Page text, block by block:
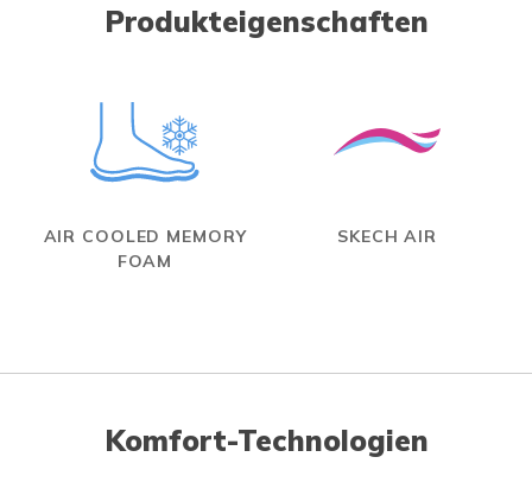
Produkteigenschaften
AIR COOLED MEMORY
FOAM
SKECH AIR
Komfort-Technologien